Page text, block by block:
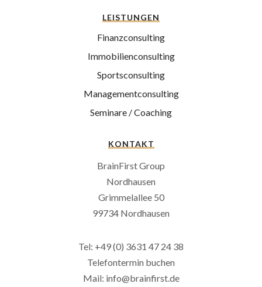
LEISTUNGEN
Finanzconsulting
Immobilienconsulting
Sportsconsulting
Managementconsulting
Seminare / Coaching
KONTAKT
BrainFirst Group
Nordhausen
Grimmelallee 50
99734 Nordhausen
Tel: +49 (0) 3631 47 24 38
Telefontermin buchen
Mail: info@brainfirst.de